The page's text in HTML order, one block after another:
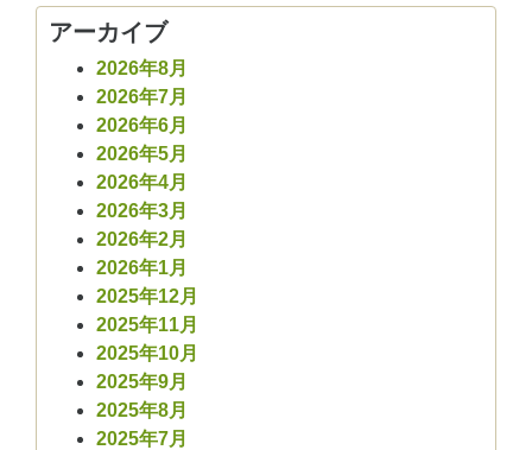
アーカイブ
2026年8月
2026年7月
2026年6月
2026年5月
2026年4月
2026年3月
2026年2月
2026年1月
2025年12月
2025年11月
2025年10月
2025年9月
2025年8月
2025年7月